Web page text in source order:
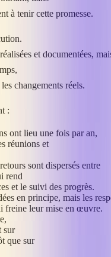
à tenir cette promesse.
et documentées,
changements réels.
:
ont lieu une fois par an,
réunions et
sont dispersés entre
rend
et le suivi des progrès.
en principe, mais les
freine leur mise en œuvre.
sur
que sur